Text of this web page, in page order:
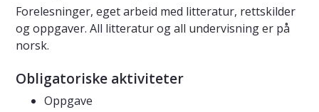
Forelesninger, eget arbeid med litteratur, rettskilder
og oppgaver. All litteratur og all undervisning er på
norsk.
Obligatoriske aktiviteter
Oppgave